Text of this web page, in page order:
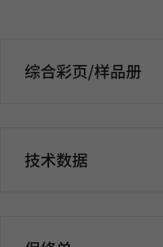
综合彩页/样品册
技术数据